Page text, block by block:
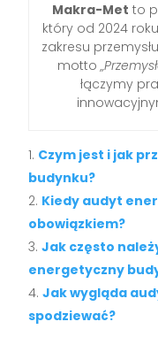
Makra-Met to
który od 2024
zakresu
motto
łączymy
Czym jest i jak
budynku?
Kiedy audyt
obowiązkiem?
Jak często
energetyczny
Jak wygląda
spodziewać?